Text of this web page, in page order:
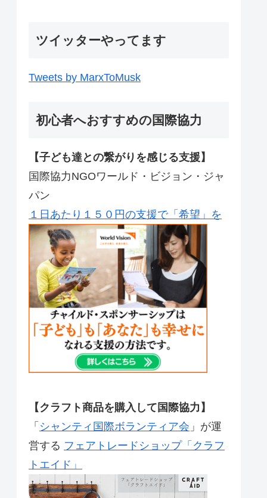
ツイッターやってます
Tweets by MarxToMusk
初心者へおすすめの国際協力
【子ども達との繋がりを感じる支援】
国際協力NGOワールド・ビジョン・ジャ
パン
１日あたり１５０円の支援で「希望」を
【クラフト商品を購入して国際協力】
「 シャンティ国際ボランティア会 」が運
営する フェアトレードショップ「クラフ
トエイド」